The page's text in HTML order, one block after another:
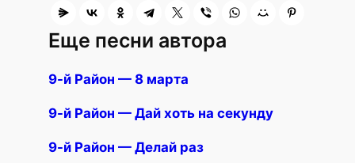
Еще песни автора
9-й Район — 8 марта
9-й Район — Дай хоть на секунду
9-й Район — Делай раз